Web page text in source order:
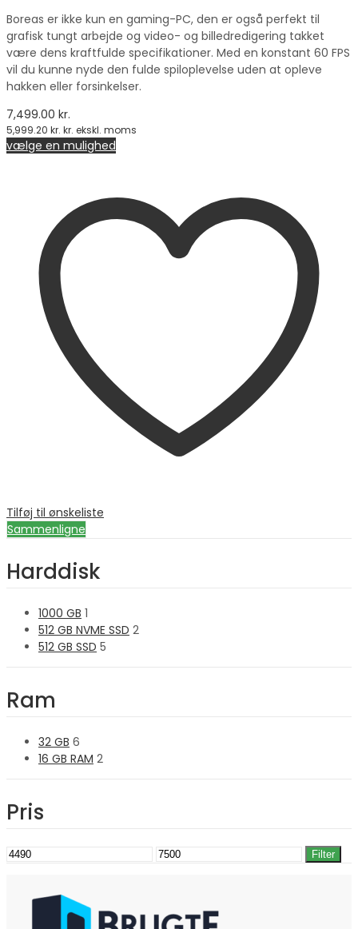
Boreas er ikke kun en gaming-PC, den er også perfekt til
grafisk tungt arbejde og video- og billedredigering takket
være dens kraftfulde specifikationer. Med en konstant 60 FPS
vil du kunne nyde den fulde spiloplevelse uden at opleve
hakken eller forsinkelser.
7,499.00 kr.
5,999.20 kr. kr. ekskl. moms
vælge en mulighed
Tilføj til ønskeliste
Sammenligne
Harddisk
1000 GB 1
512 GB NVME SSD 2
512 GB SSD 5
Ram
32 GB 6
16 GB RAM 2
Pris
Mindste
Højeste
Filter